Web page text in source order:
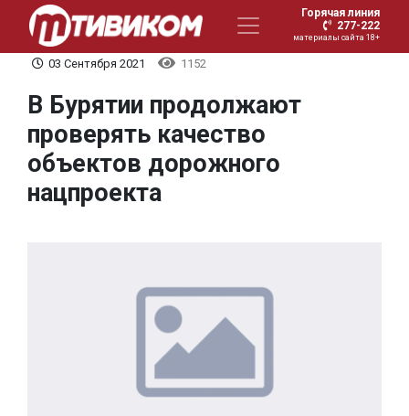
Горячая линия
277-222
материалы сайта 18+
03 Сентября 2021 1152
В Бурятии продолжают
проверять качество
объектов дорожного
нацпроекта